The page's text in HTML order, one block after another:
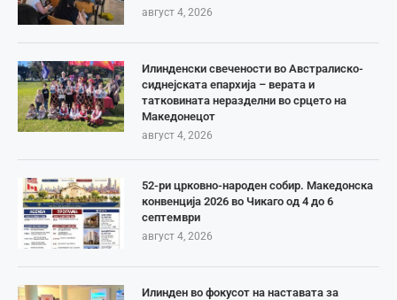
август 4, 2026
Илинденски свечености во Австралиско-
сиднејската епархија – верата и
татковината неразделни во срцето на
Македонецот
август 4, 2026
52-ри црковно-народен собир. Македонска
конвенција 2026 во Чикаго од 4 до 6
септември
август 4, 2026
Илинден во фокусот на наставата за